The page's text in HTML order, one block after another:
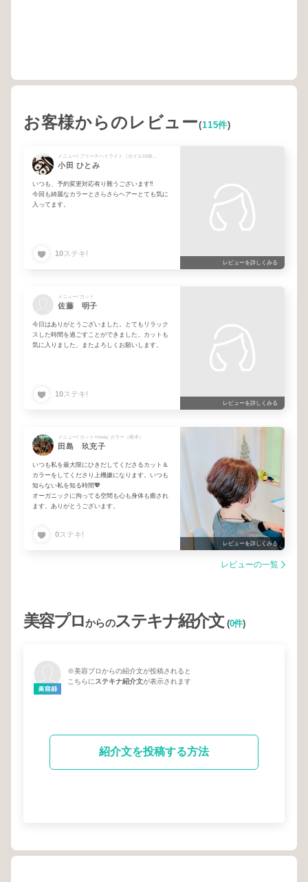
お客様からのレビュー(115件)
小田 ひとみ
いつも、予約変更対応有り難うございます‼️
今回も綺麗なカラーとさらさらヘアーとても気に
入ってます。
10ステキ!
レビューを詳しくみる
メニュー/ カット
佐藤 明子
今日はありがとうございました。とてもリラック
スした時間を過ごすことができました。カットも
気に入りました。またよろしくお願いします。
10ステキ!
レビューを詳しくみる
メニュー/ カット+oway カラー（根本）
田島 玖充子
いつも私を最大限にひきだしてくださるカット＆
カラーをしてくださり上機嫌になります。いつも
知らない私を知る時間💖
オーガニックに拘ってる空間も心も身体も癒され
ます。ありがとうございます。
0ステキ!
レビューを詳しくみる
レビューの一覧
美容プロからのステキナ紹介文(0件)
※美容プロからの紹介文が投稿されると
こちらにステキナ紹介文が表示されます
紹介文を投稿する方法